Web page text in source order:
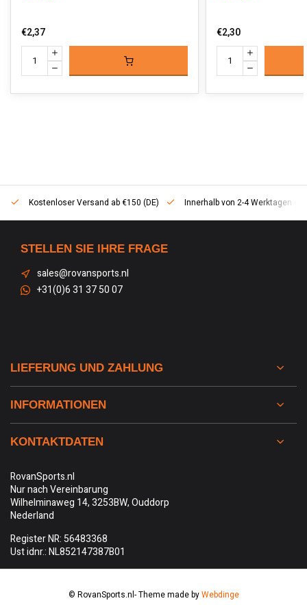
€2,37 €2,30
Kostenloser Versand ab €150 (DE) Innerhalb von 2-4 Werktagen
STELLEN SIE IHRE FRAGE
sales@rovansports.nl
+31(0)6 31 37 50 07
LIEFERUNG UND ZAHLUNG
INFORMATIONEN
KONTAKTDATEN
RovanSports.nl
Nur nach Vereinbarung
Wilhelminaweg 14, 3253BW, Ouddorp
Nederland
Register NR: 56483368
Ust idnr.: NL852147387B01
© RovanSports.nl- Theme made byWebdinge